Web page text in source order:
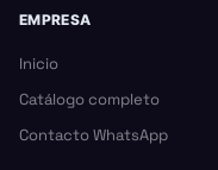
EMPRESA
Inicio
Catálogo completo
Contacto WhatsApp